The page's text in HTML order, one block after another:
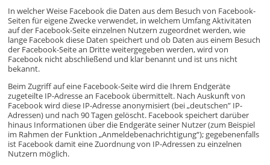
In welcher Weise Facebook die Daten aus dem Besuch von Facebook-
Seiten für eigene Zwecke verwendet, in welchem Umfang Aktivitäten
auf der Facebook-Seite einzelnen Nutzern zugeordnet werden, wie
lange Facebook diese Daten speichert und ob Daten aus einem Besuch
der Facebook-Seite an Dritte weitergegeben werden, wird von
Facebook nicht abschließend und klar benannt und ist uns nicht
bekannt.
Beim Zugriff auf eine Facebook-Seite wird die Ihrem Endgeräte
zugeteilte IP-Adresse an Facebook übermittelt. Nach Auskunft von
Facebook wird diese IP-Adresse anonymisiert (bei „deutschen” IP-
Adressen) und nach 90 Tagen gelöscht. Facebook speichert darüber
hinaus Informationen über die Endgeräte seiner Nutzer (zum Beispiel
im Rahmen der Funktion „Anmeldebenachrichtigung“); gegebenenfalls
ist Facebook damit eine Zuordnung von IP-Adressen zu einzelnen
Nutzern möglich.